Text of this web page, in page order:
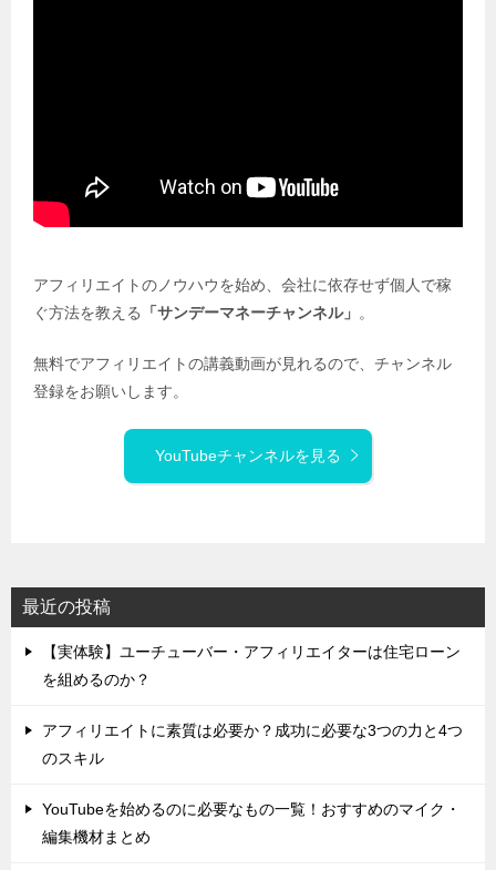
アフィリエイトのノウハウを始め、会社に依存せず個人で稼
ぐ方法を教える
「サンデーマネーチャンネル」 。
無料でアフィリエイトの講義動画が見れるので、チャンネル
登録をお願いします。
YouTubeチャンネルを見る
最近の投稿
【実体験】ユーチューバー・アフィリエイターは住宅ローン
を組めるのか？
アフィリエイトに素質は必要か？成功に必要な3つの力と4つ
のスキル
YouTubeを始めるのに必要なもの一覧！おすすめのマイク・
編集機材まとめ